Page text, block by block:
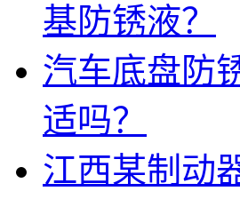
基防锈液？
汽车底盘防
适吗？
江西某制动